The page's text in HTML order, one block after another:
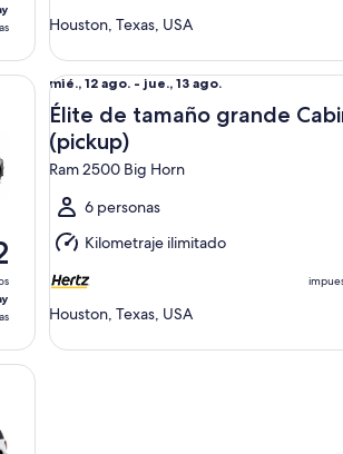
Houston, Texas, USA
Del
mié.,
12
ago.
al
jue.,
ago.
mié., 12 ago. - jue., 13 ago.
Élite de tamaño grande
(pickup)
Ram 2500 Big Horn
6 personas
Kilometraje ilimitado
Houston, Texas, USA
Élite de tamaño grande Cabina